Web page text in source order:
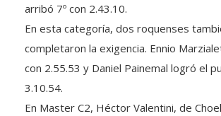
arribó 7º con 2.43.10.
En esta categoría, dos roquenses
completaron la exigencia. Ennio
con 2.55.53 y Daniel Painemal logró el
3.10.54.
En Master C2, Héctor Valentini, de